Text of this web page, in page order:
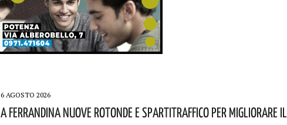
6 AGOSTO 2026
A Ferrandina Nuove Rotonde E Spartitraffico Per Migliorare Il